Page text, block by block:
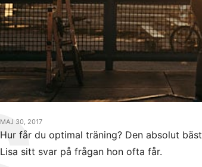
MAJ 30, 2017
Hur får du optimal träning? Den absolut
Lisa sitt svar på frågan hon ofta får.